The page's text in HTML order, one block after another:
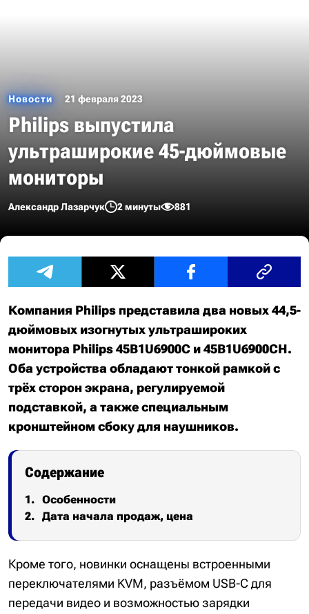
Новости 21 февраля 2023
Philips выпустила
ультраширокие 45-дюймовые
мониторы
Александр Лазарчук 2 минуты 881
Компания Philips представила два новых 44,5-
дюймовых изогнутых ультрашироких
монитора Philips 45B1U6900C и 45B1U6900CH.
Оба устройства обладают тонкой рамкой с
трёх сторон экрана, регулируемой
подставкой, а также специальным
кронштейном сбоку для наушников.
Содержание
Особенности
Дата начала продаж, цена
Кроме того, новинки оснащены встроенными
переключателями KVM, разъёмом USB-C для
передачи видео и возможностью зарядки